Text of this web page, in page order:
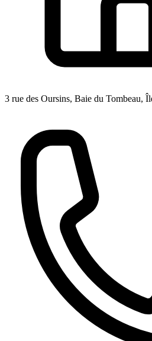
3 rue des Oursins, Baie du Tombeau,